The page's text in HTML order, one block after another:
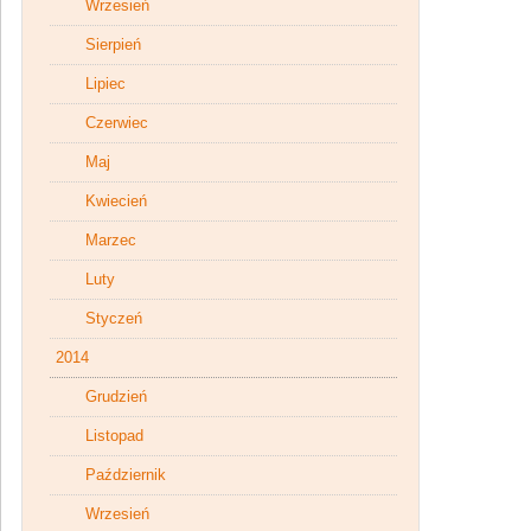
Wrzesień
Sierpień
Lipiec
Czerwiec
Maj
Kwiecień
Marzec
Luty
Styczeń
2014
Grudzień
Listopad
Październik
Wrzesień